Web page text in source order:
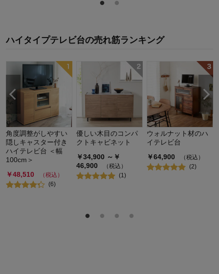
ハイタイプテレビ台の売れ筋ランキング
角度調整がしやすい
隠しキャスター付き
ハイテレビ台 ＜幅
100cm＞
￥48,510
（税込）
(6)
優しい木目のコンパ
クトキャビネット
￥34,900 ～￥
46,900
（税込）
(1)
ウォルナット材のハ
イテレビ台
￥64,900
（税込）
(2)